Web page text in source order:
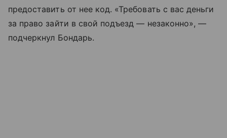
предоставить от нее код. «Требовать с вас деньги
за право зайти в свой подъезд — незаконно», —
подчеркнул Бондарь.